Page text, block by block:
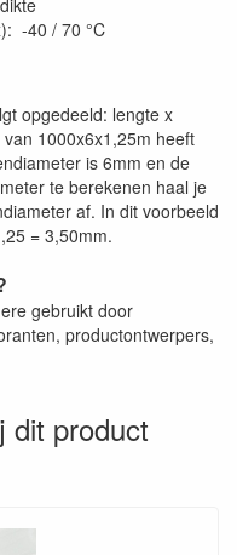
-40 / 70 °C
opgedeeld: lengte x
1000x6x1,25m heeft
is 6mm en de
te berekenen haal je
af. In dit voorbeeld
= 3,50mm.
gebruikt door
productontwerpers,
dit product